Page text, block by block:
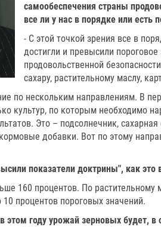
самообеспечения страны
все ли у нас в порядке или есть
- С этой точкой зрения все в
достигли и превысили
продовольственной
сахару, растительному маслу,
по нескольким направлениям. В
культур, по которым необходимо
Это – подсолнечник,
добавки. Вот по этому
показатели доктрины", как это
160 процентов. По растительному
процентов пороговых значений.
этом году урожай зерновых будет,